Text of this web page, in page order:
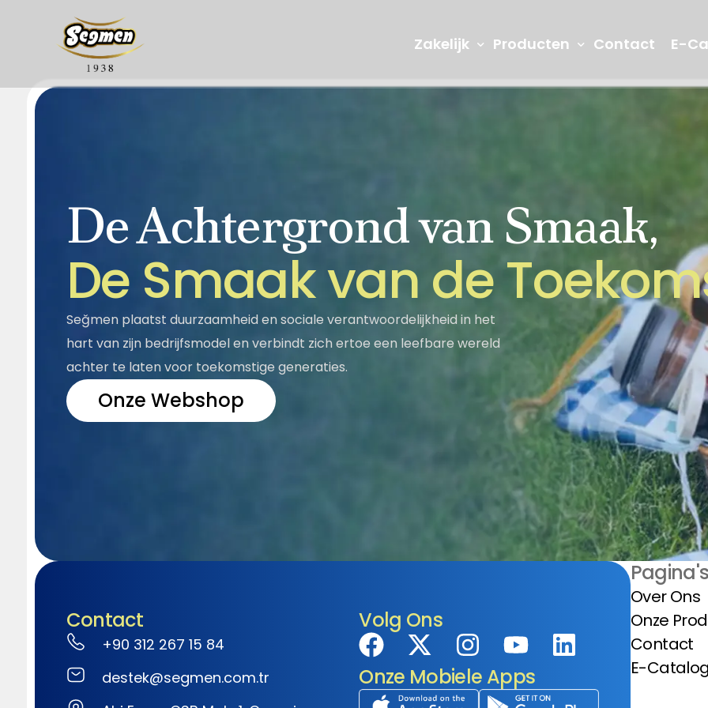
Zakelijk
Over Ons R&D en Innovatie Onze
Maatschappelijke
Verantwoordelijkheid
Kwaliteit Seğmen TV
Producten
Segella Honing Jams
Sesampasta - Stroop Halva Turks Fruit Picknick
Contact E-
De Achtergrond van Smaak,
De Smaakvan deToekom
Seğmen plaatst duurzaamheid en sociale verantwoordelijkheid in het
hart van zijn bedrijfsmodel en verbindt zich ertoe een leefbare wereld
achter te laten voor toekomstige generaties.
Onze Webshop
Contact
+90 312 267 15 84
destek@segmen.com.tr
Volg Ons
Onze Mobiele Apps
Pagina's
Over Ons
Onze
Contact
E-